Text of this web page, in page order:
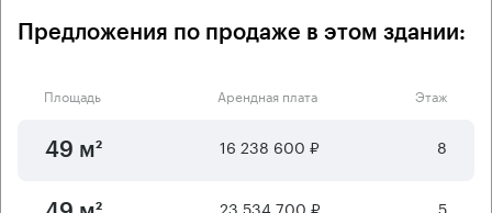
Предложения по продаже в этом здании:
Площадь Арендная плата Этаж
49 м² 16 238 600 ₽ 8
23 534 700 ₽ 5